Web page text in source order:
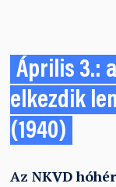
Április 3.:
elkezdik
(1940)
Az NKVD